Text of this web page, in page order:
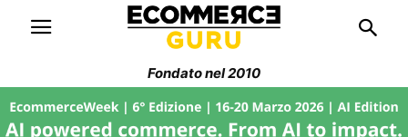
Fondato nel 2010